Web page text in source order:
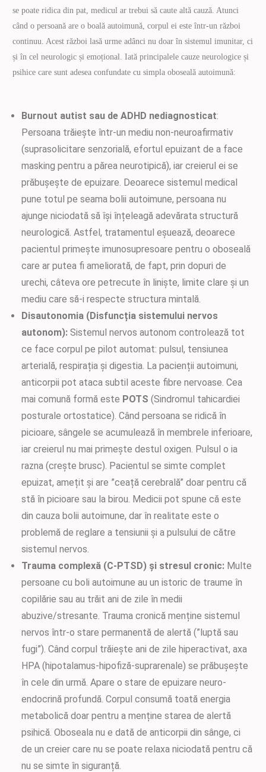
se poate ridica din pat, medicul ar trebui să caute altă cauză. Atunci
când o persoană are o boală autoimună, corpul ei este într-un război
continuu. Acest război lasă urme adânci nu doar în sistemul imunitar, ci
și în cel neurologic și emoțional. Iată principalele cauze neurologice și
psihice care sunt adesea confundate cu simpla oboseală autoimună:
Burnout autist sau de ADHD nediagnosticat:
Persoana trăiește într-un mediu non-neuroafirmativ
(suprasolicitare senzorială, efortul epuizant de a face
masking pentru a părea neurotipică), iar creierul ei se
prăbușește de epuizare. Deoarece sistemul medical
pune totul pe seama bolii autoimune, persoana nu
ajunge niciodată să își înțeleagă adevărata structură
neurologică. Astfel, tratamentul eșuează, deoarece
pacientul primește imunosupresoare pentru o oboseală
care ar putea fi ameliorată, de fapt, prin dopuri de
urechi, câteva ore petrecute în liniște, limite clare și un
mediu care să-i respecte structura mintală.
Disautonomia (Disfuncția sistemului nervos
autonom):Sistemul nervos autonom controlează tot
ce face corpul pe pilot automat: pulsul, tensiunea
arterială, respirația și digestia. La pacienții autoimuni,
anticorpii pot ataca subtil aceste fibre nervoase. Cea
mai comună formă este POTS (Sindromul tahicardiei
posturale ortostatice). Când persoana se ridică în
picioare, sângele se acumulează în membrele inferioare,
iar creierul nu mai primește destul oxigen. Pulsul o ia
razna (crește brusc). Pacientul se simte complet
epuizat, amețit și are ”ceață cerebrală” doar pentru că
stă în picioare sau la birou. Medicii pot spune că este
din cauza bolii autoimune, dar în realitate este o
problemă de reglare a tensiunii și a pulsului de către
sistemul nervos.
Trauma complexă (C-PTSD) și stresul cronic: Multe
persoane cu boli autoimune au un istoric de traume în
copilărie sau au trăit ani de zile în medii
abuzive/stresante. Trauma cronică menține sistemul
nervos într-o stare permanentă de alertă (”luptă sau
fugi”). Când corpul trăiește ani de zile hiperactivat, axa
HPA (hipotalamus-hipofiză-suprarenale) se prăbușește
în cele din urmă. Apare o stare de epuizare neuro-
endocrină profundă. Corpul consumă toată energia
metabolică doar pentru a menține starea de alertă
psihică. Oboseala nu e dată de anticorpii din sânge, ci
de un creier care nu se poate relaxa niciodată pentru că
nu se simte în siguranță.